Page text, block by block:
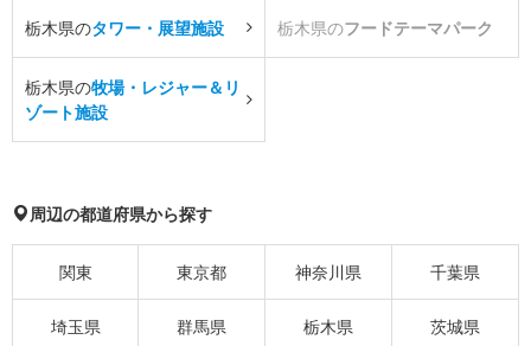
栃木県のタワー・展望施設 栃木県のフードテーマパーク
栃木県の牧場・レジャー＆リ
ゾート施設
周辺の都道府県から探す
関東 東京都 神奈川県 千葉県
埼玉県 群馬県 栃木県 茨城県